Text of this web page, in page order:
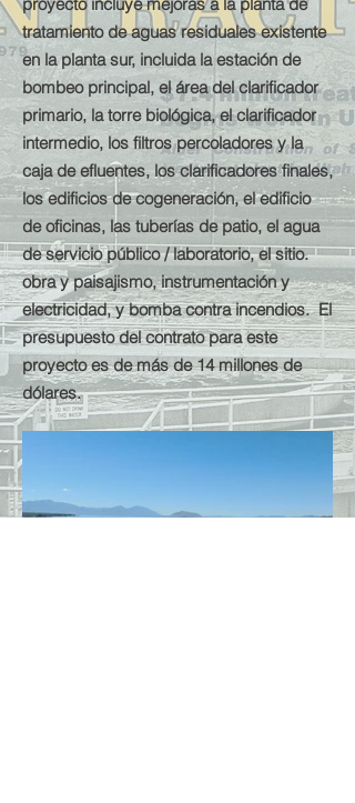
tratamiento de aguas residuales existente
en la planta sur, incluida la estación de
bombeo principal, el área del clarificador
primario, la torre biológica, el clarificador
intermedio, los filtros percoladores y la
caja de efluentes, los clarificadores finales,
los edificios de cogeneración, el edificio
de oficinas, las tuberías de patio, el agua
de servicio público / laboratorio, el sitio.
obra y paisajismo, instrumentación y
electricidad, y bomba contra incendios. El
presupuesto del contrato para este
proyecto es de más de 14 millones de
dólares.